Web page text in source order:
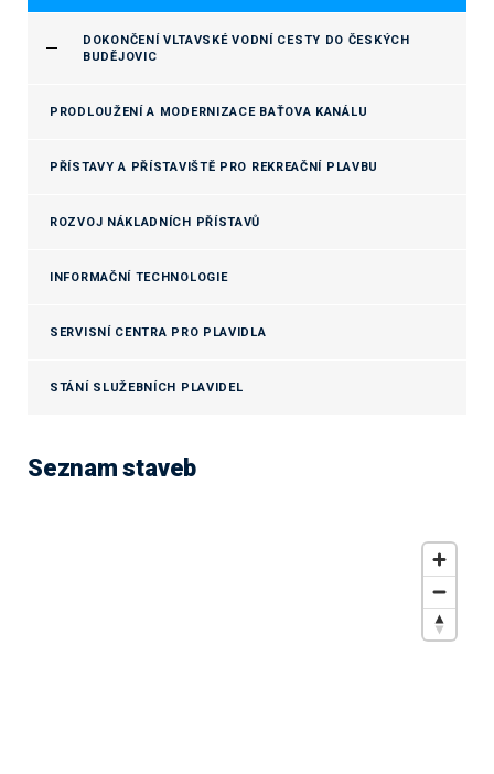
DOKONČENÍ VLTAVSKÉ VODNÍ CESTY DO ČESKÝCH
BUDĚJOVIC
PRODLOUŽENÍ A MODERNIZACE BAŤOVA KANÁLU
PŘÍSTAVY A PŘÍSTAVIŠTĚ PRO REKREAČNÍ PLAVBU
ROZVOJ NÁKLADNÍCH PŘÍSTAVŮ
INFORMAČNÍ TECHNOLOGIE
SERVISNÍ CENTRA PRO PLAVIDLA
STÁNÍ SLUŽEBNÍCH PLAVIDEL
Seznam staveb